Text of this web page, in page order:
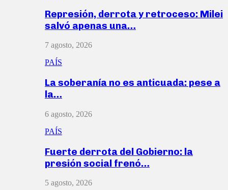
Represión, derrota y retroceso: Milei
salvó apenas una…
7 agosto, 2026
PAÍS
La soberanía no es anticuada: pese a
la…
6 agosto, 2026
PAÍS
Fuerte derrota del Gobierno: la
presión social frenó…
5 agosto, 2026